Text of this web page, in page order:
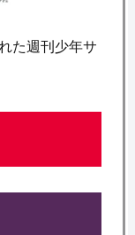
た週刊少年サ